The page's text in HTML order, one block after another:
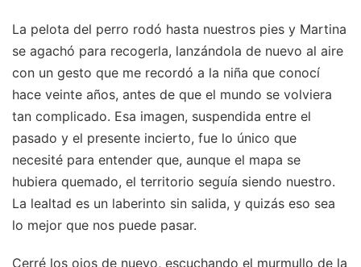
La pelota del perro rodó hasta nuestros pies y Martina
se agachó para recogerla, lanzándola de nuevo al aire
con un gesto que me recordó a la niña que conocí
hace veinte años, antes de que el mundo se volviera
tan complicado. Esa imagen, suspendida entre el
pasado y el presente incierto, fue lo único que
necesité para entender que, aunque el mapa se
hubiera quemado, el territorio seguía siendo nuestro.
La lealtad es un laberinto sin salida, y quizás eso sea
lo mejor que nos puede pasar.
Cerré los ojos de nuevo, escuchando el murmullo de la